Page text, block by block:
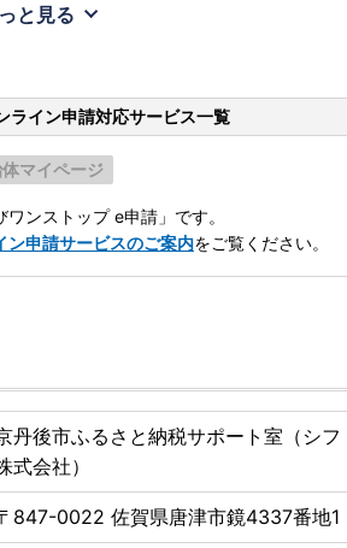
と見る
ライン申請対応サービス一覧
体マイページ
ンストップ e申請」です。
ン申請サービスのご案内をご覧ください。
丹後市ふるさと納税サポート室（シフ
式会社）
847-0022 佐賀県唐津市鏡4337番地1